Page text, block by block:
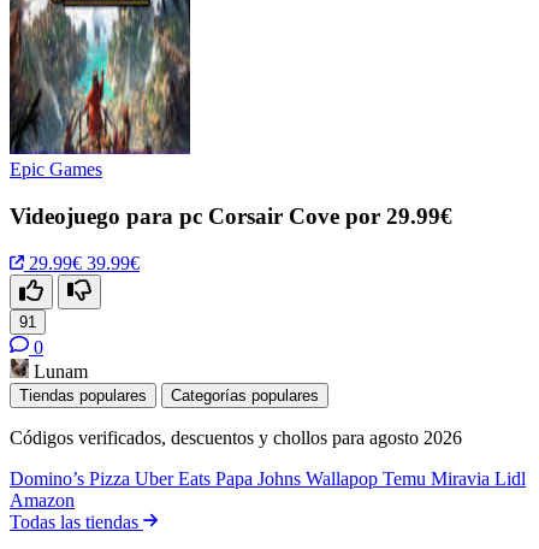
Epic Games
Videojuego para pc Corsair Cove por 29.99€
29.99€ 39.99€
91
0
Lunam
Tiendas populares Categorías populares
Códigos verificados, descuentos y chollos para agosto 2026
Domino’s Pizza Uber Eats Papa Johns Wallapop Temu Miravia Lidl
Amazon
Todas las tiendas